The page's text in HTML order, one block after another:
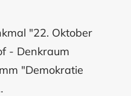
"22. Oktober
- Denkraum
"Demokratie